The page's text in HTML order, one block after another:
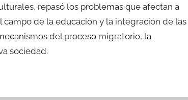
repasó los problemas que afectan a
campo de la educación y la integración de las
del proceso migratorio, la
sociedad.